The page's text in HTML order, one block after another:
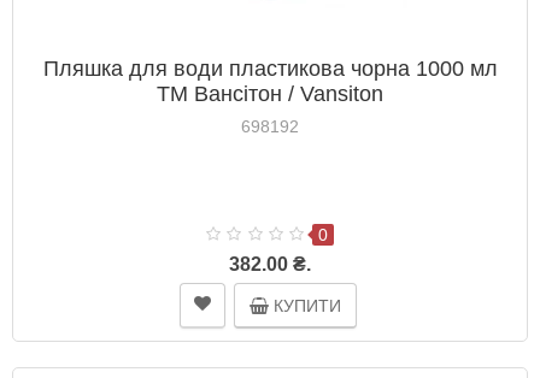
Пляшка для води пластикова чорна 1000 мл
ТМ Вансітон / Vansiton
698192
0
382.00 ₴.
КУПИТИ